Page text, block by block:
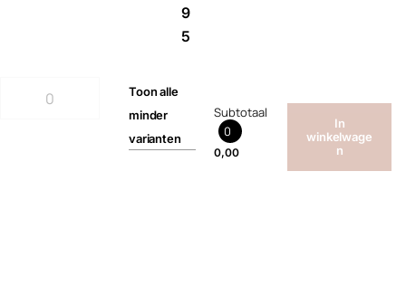
Toonalle
minder
varianten
9
5
Subtotaal
0
0,00
In
winkelwage
n